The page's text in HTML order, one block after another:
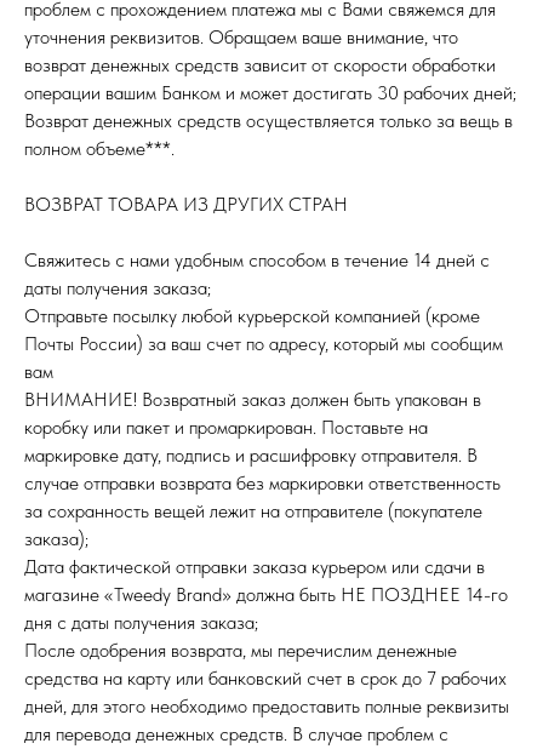
проблем с прохождением платежа мы с Вами свяжемся для
уточнения реквизитов. Обращаем ваше внимание, что
возврат денежных средств зависит от скорости обработки
операции вашим Банком и может достигать 30 рабочих дней;
Возврат денежных средств осуществляется только за вещь в
полном объеме***.
ВОЗВРАТ ТОВАРА ИЗ ДРУГИХ СТРАН
Свяжитесь с нами удобным способом в течение 14 дней с
даты получения заказа;
Отправьте посылку любой курьерской компанией (кроме
Почты России) за ваш счет по адресу, который мы сообщим
вам
ВНИМАНИЕ! Возвратный заказ должен быть упакован в
коробку или пакет и промаркирован. Поставьте на
маркировке дату, подпись и расшифровку отправителя. В
случае отправки возврата без маркировки ответственность
за сохранность вещей лежит на отправителе (покупателе
заказа);
Дата фактической отправки заказа курьером или сдачи в
магазине «Tweedy Brand» должна быть НЕ ПОЗДНЕЕ 14-го
дня с даты получения заказа;
После одобрения возврата, мы перечислим денежные
средства на карту или банковский счет в срок до 7 рабочих
дней, для этого необходимо предоставить полные реквизиты
для перевода денежных средств. В случае проблем с